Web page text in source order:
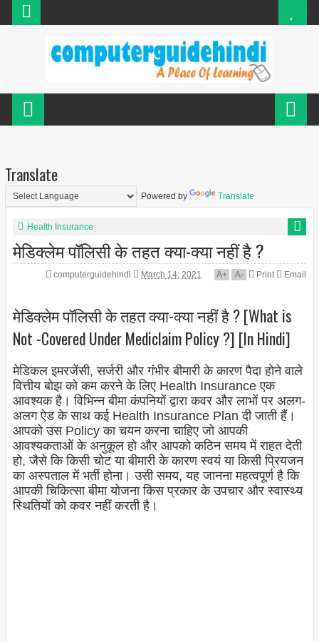
Translate
Powered by Translate
Health Insurance
मेडिक्लेम पॉलिसी के तहत क्या-क्या नहीं है ?
computerguidehindi March 14, 2021 A+ A- Print Email
मेडिक्लेम पॉलिसी के तहत क्या-क्या नहीं है ? [What is
Not -Covered Under Mediclaim Policy ?] [In Hindi]
मेडिकल इमरजेंसी, सर्जरी और गंभीर बीमारी के कारण पैदा होने वाले
वित्तीय बोझ को कम करने के लिए Health Insurance एक
आवश्यक है। विभिन्न बीमा कंपनियों द्वारा कवर और लाभों पर अलग-
अलग ऐड के साथ कई Health Insurance Plan दी जाती हैं।
आपको उस Policy का चयन करना चाहिए जो आपकी
आवश्यकताओं के अनुकूल हो और आपको कठिन समय में राहत देती
हो, जैसे कि किसी चोट या बीमारी के कारण स्वयं या किसी प्रियजन
का अस्पताल में भर्ती होना। उसी समय, यह जानना महत्वपूर्ण है कि
आपकी चिकित्सा बीमा योजना किस प्रकार के उपचार और स्वास्थ्य
स्थितियों को कवर नहीं करती है।